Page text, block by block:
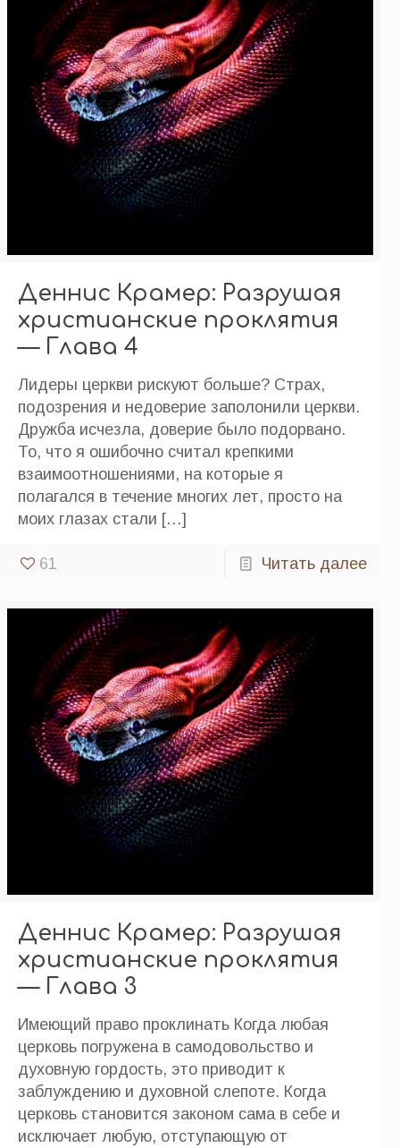
Деннис Крамер: Разрушая
христианские проклятия
— Глава 4
Лидеры церкви рискуют больше? Страх,
подозрения и недоверие заполонили церкви.
Дружба исчезла, доверие было подорвано.
То, что я ошибочно считал крепкими
взаимоотношениями, на которые я
полагался в течение многих лет, просто на
моих глазах стали […]
61 Читать далее
Деннис Крамер: Разрушая
христианские проклятия
— Глава 3
Имеющий право проклинать Когда любая
церковь погружена в самодовольство и
духовную гордость, это приводит к
заблуждению и духовной слепоте. Когда
церковь становится законом сама в себе и
исключает любую, отступающую от